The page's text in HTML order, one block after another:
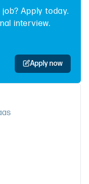
Apply today.
interview.
Apply now